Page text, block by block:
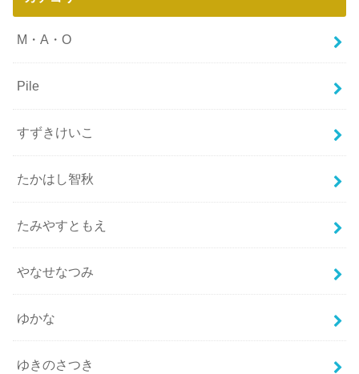
M・A・O
Pile
すずきけいこ
たかはし智秋
たみやすともえ
やなせなつみ
ゆかな
ゆきのさつき